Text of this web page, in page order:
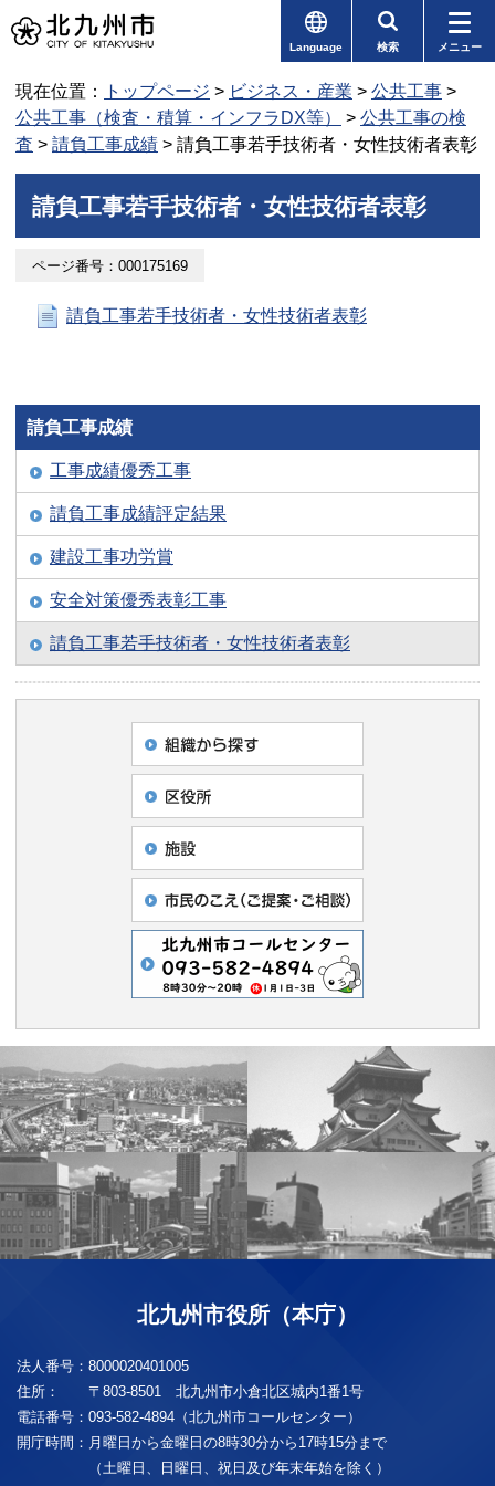
Language 検索 メニュー
現在位置： トップページ > ビジネス・産業 > 公共工事 >
公共工事（検査・積算・インフラDX等）
> 公共工事の検
査 > 請負工事成績 > 請負工事若手技術者・女性技術者表彰
請負工事若手技術者・女性技術者表彰
ページ番号：000175169
請負工事若手技術者・女性技術者表彰
請負工事成績
工事成績優秀工事
請負工事成績評定結果
建設工事功労賞
安全対策優秀表彰工事
請負工事若手技術者・女性技術者表彰
北九州市役所（本庁）
法人番号： 8000020401005
住所：
〒803-8501 北九州市小倉北区城内1番1号
電話番号： 093-582-4894（北九州市コールセンター）
開庁時間： 月曜日から金曜日の8時30分から17時15分まで
（土曜日、日曜日、祝日及び年末年始を除く）